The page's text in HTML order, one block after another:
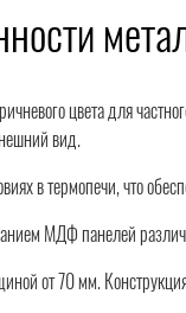
цвета для
вид.
в термопечи, что
МДФ панелей
от 70 мм.